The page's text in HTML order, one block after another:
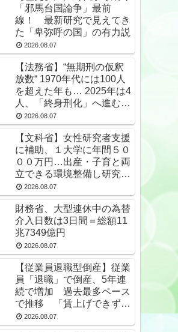
「邪馬台国論争」最前
線！ 最新研究で見えてき
た「卑弥呼の国」の有力説
2026.08.07
【法務省】“無期刑の仮釈
放数“ 1970年代には100人
を超えた年も… 2025年は4
人、「終身刑化」へ進む
無期受刑者は24年末で
1650人★2
2026.08.07
【文科省】女性研究者支援
に補助、１大学に年間５０
００万円…出産・子育と両
立できる環境整備し研究力
底上げ
2026.08.07
財務省、大型連休中の為替
介入日数は3日間＝総額11
兆7349億円
2026.08.07
【従業員退職型倒産】従業
員「退職」で倒産、5年連
続で増加 過去最多ペース
で推移 「賃上げできず」
倒産も発生
2026.08.07